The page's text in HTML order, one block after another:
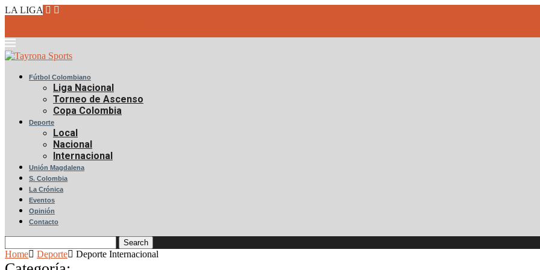
LA LIGA
Fútbol Colombiano
Liga Nacional
Torneo de Ascenso
Copa Colombia
Deporte
Local
Nacional
Internacional
Unión Magdalena
S. Colombia
La Crónica
Eventos
Opinión
Contacto
Search
Home Deporte Deporte Internacional